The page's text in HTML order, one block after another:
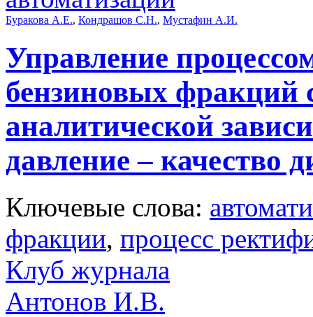
Буракова А.Е., Кондрашов С.Н., Мустафин А.И.
Управление
бензиновых фракций
аналитической
давление – качество
Ключевые слова:
фракции, процесс
Клуб журнала
Антонов И.В.